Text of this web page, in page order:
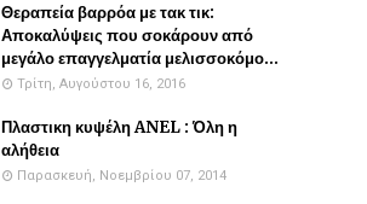
Θεραπεία βαρρόα με τακ τικ:
Αποκαλύψεις που σοκάρουν από
μεγάλο επαγγελματία μελισσοκόμο...
Τρίτη, Αυγούστου 16, 2016
Πλαστικη κυψέλη ANEL : Όλη η
αλήθεια
Παρασκευή, Νοεμβρίου 07, 2014